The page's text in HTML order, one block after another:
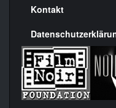
Kontakt